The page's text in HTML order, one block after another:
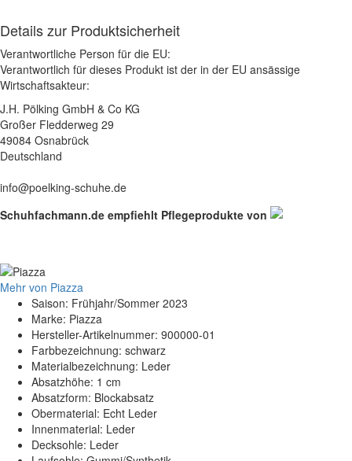
Details zur Produktsicherheit
Verantwortliche Person für die EU:
Verantwortlich für dieses Produkt ist der in der EU ansässige
Wirtschaftsakteur:
J.H. Pölking GmbH & Co KG
Großer Fledderweg 29
49084 Osnabrück
Deutschland
info@poelking-schuhe.de
Schuhfachmann.de empfiehlt Pflegeprodukte von
Mehr von Piazza
Saison: Frühjahr/Sommer 2023
Marke: Piazza
Hersteller-Artikelnummer: 900000-01
Farbbezeichnung: schwarz
Materialbezeichnung: Leder
Absatzhöhe: 1 cm
Absatzform: Blockabsatz
Obermaterial: Echt Leder
Innenmaterial: Leder
Decksohle: Leder